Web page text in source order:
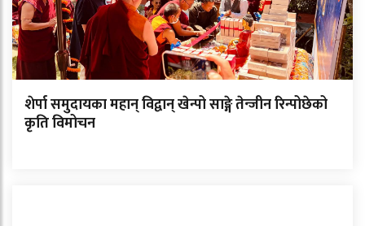
शेर्पा समुदायका महान् विद्वान् खेन्पो साङ्गे तेन्जीन रिन्पोछेको
कृति विमोचन